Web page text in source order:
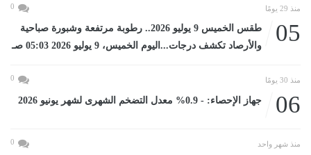
منذ 29 يومًا 0
05
طقس الخميس 9 يوليو 2026.. رطوبة مرتفعة وشبورة صباحية
والأرصاد تكشف درجات...اليوم الخميس، 9 يوليو 2026 05:03 صـ
منذ 30 يومًا 0
06 جهاز الإحصاء: - 0.9% معدل التضخم الشهرى لشهر يونيو 2026
منذ شهر واحد 0